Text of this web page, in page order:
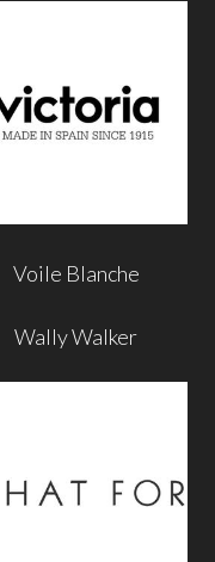
Voile Blanche
Wally Walker